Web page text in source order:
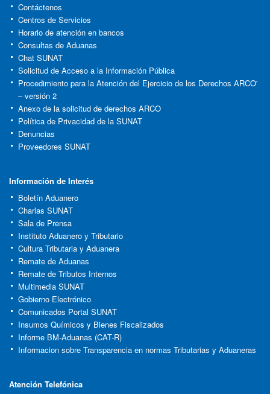
Contáctenos
Centros de Servicios
Horario de atención en bancos
Consultas de Aduanas
Chat SUNAT
Solicitud de Acceso a la Información Pública
Procedimiento para la Atención del Ejercicio de los Derechos ARCO'
– versión 2
Anexo de la solicitud de derechos ARCO
Política de Privacidad de la SUNAT
Denuncias
Proveedores SUNAT
Información de Interés
Boletín Aduanero
Charlas SUNAT
Sala de Prensa
Instituto Aduanero y Tributario
Cultura Tributaria y Aduanera
Remate de Aduanas
Remate de Tributos Internos
Multimedia SUNAT
Gobierno Electrónico
Comunicados Portal SUNAT
Insumos Químicos y Bienes Fiscalizados
Informe BM-Aduanas (CAT-R)
Informacion sobre Transparencia en normas Tributarias y Aduaneras
Atención Telefónica